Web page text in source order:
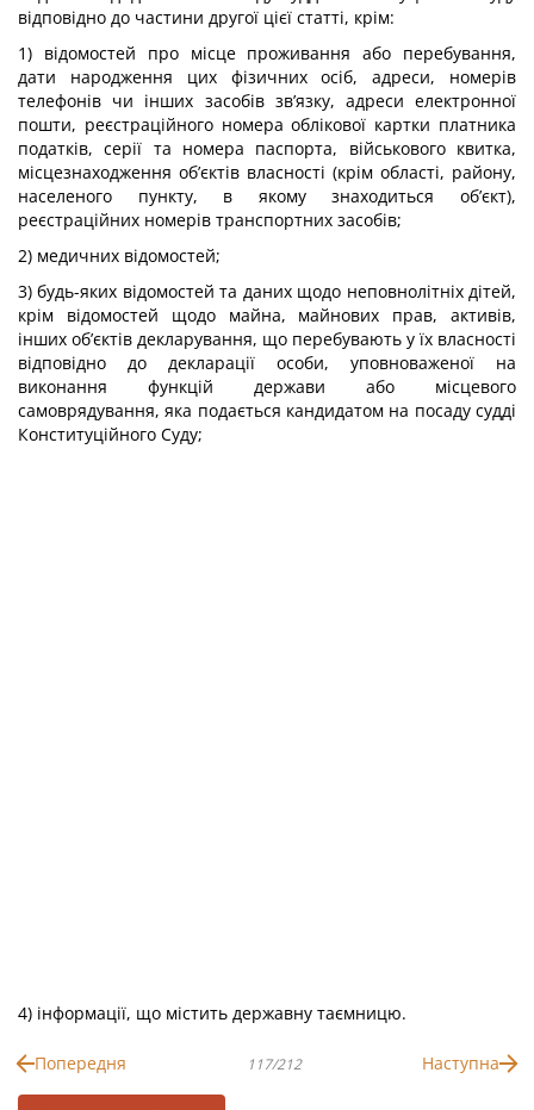
відповідно до частини другої цієї статті, крім:
1) відомостей про місце проживання або перебування,
дати народження цих фізичних осіб, адреси, номерів
телефонів чи інших засобів зв’язку, адреси електронної
пошти, реєстраційного номера облікової картки платника
податків, серії та номера паспорта, військового квитка,
місцезнаходження об’єктів власності (крім області, району,
населеного пункту, в якому знаходиться об’єкт),
реєстраційних номерів транспортних засобів;
2) медичних відомостей;
3) будь-яких відомостей та даних щодо неповнолітніх дітей,
крім відомостей щодо майна, майнових прав, активів,
інших об’єктів декларування, що перебувають у їх власності
відповідно до декларації особи, уповноваженої на
виконання функцій держави або місцевого
самоврядування, яка подається кандидатом на посаду судді
Конституційного Суду;
4) інформації, що містить державну таємницю.
Попередня 117/212 Наступна